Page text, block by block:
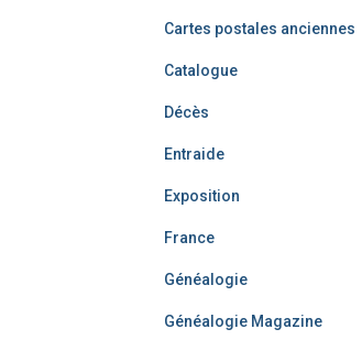
Cartes postales anciennes
Catalogue
Décès
Entraide
Exposition
France
Généalogie
Généalogie Magazine